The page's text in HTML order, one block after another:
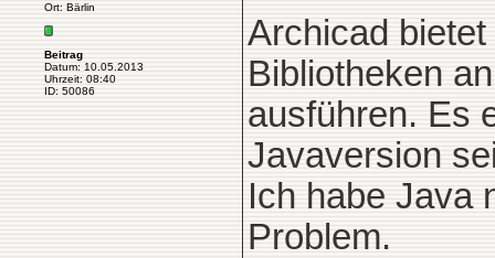
Ort: Bärlin
Beitrag
Datum: 10.05.2013
Uhrzeit: 08:40
ID: 50086
Archicad
Bibliotheken
ausführen. Es
Javaversion
Ich habe Java
Problem.